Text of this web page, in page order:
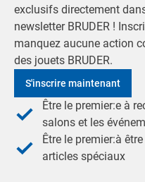
exclusifs directement
newsletter BRUDER !
manquez aucune action
des jouets BRUDER.
S'inscrire maintenant
Être le premier:e à
salons et les
Être le premier:à
articles spéciaux